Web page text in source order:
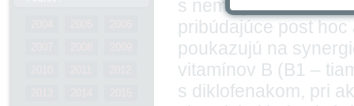
s nemalými
pribúdajúce post
poukazujú na
vitamínov B (B1 –
s diklofenakom, pri